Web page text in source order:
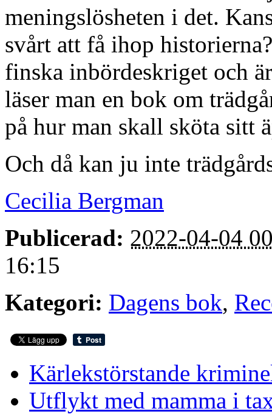
meningslösheten i det.
svårt att få ihop
finska inbördeskriget och
läser man en bok om
på hur man skall sköta sitt
Och då kan ju inte
Cecilia Bergman
Publicerad: 2022-04-04
16:15
Kategori: Dagens bok,
Kärlekstörstande
Utflykt med mamma i